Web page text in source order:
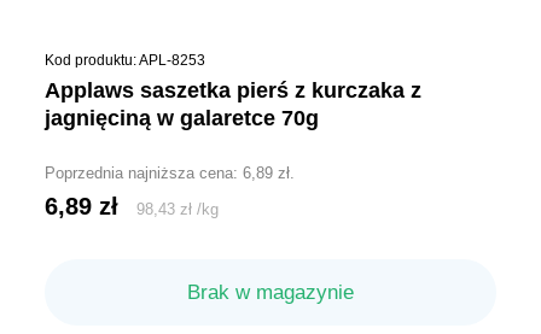
Kod produktu: APL-8253
applaws saszetka pierś z kurczaka z
jagnięciną w galaretce 70g
Poprzednia najniższa cena:6,89zł.
6,89zł 98,43zł /kg
Brak w magazynie